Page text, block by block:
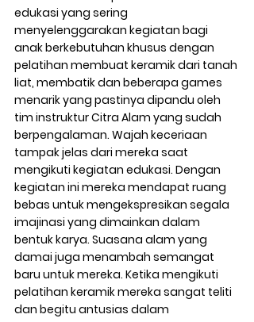
edukasi yang sering
menyelenggarakan kegiatan bagi
anak berkebutuhan khusus dengan
pelatihan membuat keramik dari tanah
liat, membatik dan beberapa games
menarik yang pastinya dipandu oleh
tim instruktur Citra Alam yang sudah
berpengalaman. Wajah keceriaan
tampak jelas dari mereka saat
mengikuti kegiatan edukasi. Dengan
kegiatan ini mereka mendapat ruang
bebas untuk mengekspresikan segala
imajinasi yang dimainkan dalam
bentuk karya. Suasana alam yang
damai juga menambah semangat
baru untuk mereka. Ketika mengikuti
pelatihan keramik mereka sangat teliti
dan begitu antusias dalam